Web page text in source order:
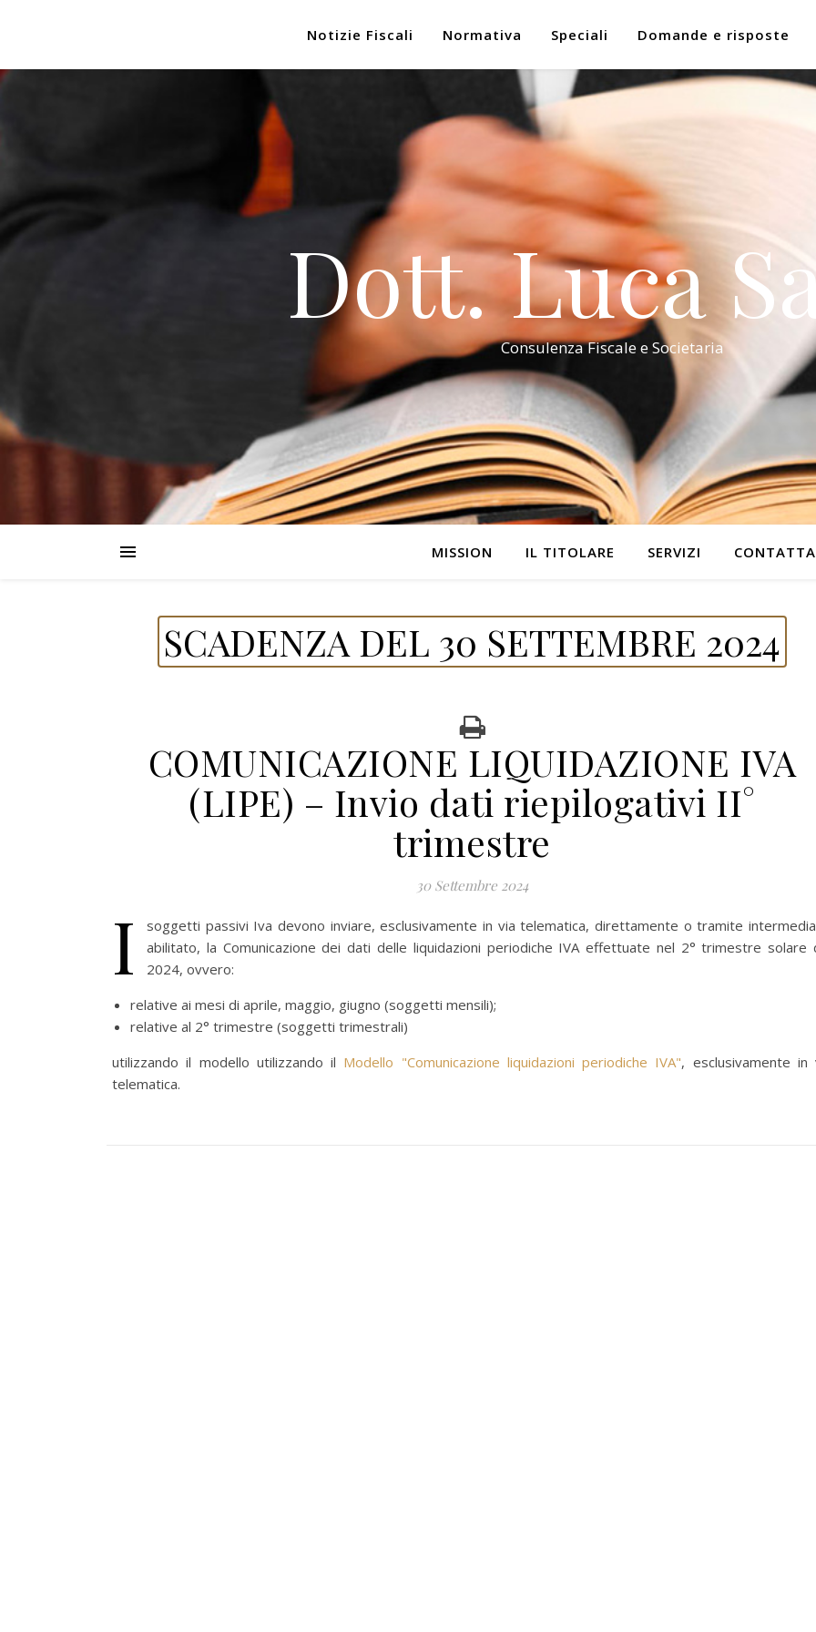
Notizie Fiscali Normativa Speciali Domande e risposte
Dott. Luca
Consulenza Fiscale e Societaria
MISSION IL TITOLARE SERVIZI
SCADENZA DEL 30 SETTEMBRE 2024
COMUNICAZIONE LIQUIDAZIONE IVA
(LIPE) – Invio dati riepilogativi II°
trimestre
30 Settembre 2024
I
soggetti passivi Iva devono inviare, esclusivamente in via telematica, direttamente o tramite
abilitato, la Comunicazione dei dati delle liquidazioni periodiche IVA effettuate nel 2° trimestre solare
2024, ovvero:
relative ai mesi di aprile, maggio, giugno (soggetti mensili);
relative al 2° trimestre (soggetti trimestrali)
utilizzando il modello utilizzando il Modello "Comunicazione liquidazioni periodiche IVA", esclusivamente in
telematica.